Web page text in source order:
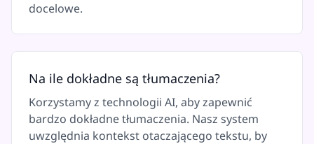
docelowe.
Na ile dokładne są tłumaczenia?
Korzystamy z technologii AI, aby zapewnić
bardzo dokładne tłumaczenia. Nasz system
uwzględnia kontekst otaczającego tekstu, by